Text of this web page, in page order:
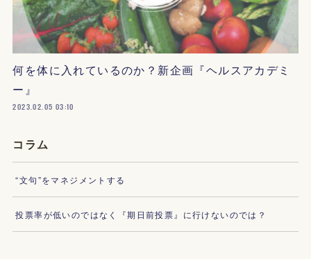
何を体に入れているのか？新企画『ヘルスアカデミ
ー』
2023.02.05 03:10
コラム
“文句”をマネジメントする
投票率が低いのではなく『期日前投票』に行けないのでは？